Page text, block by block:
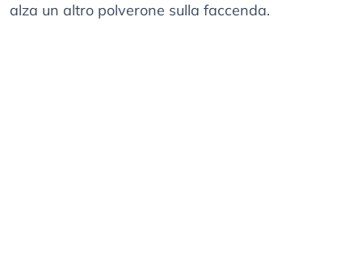
alza un altro polverone sulla faccenda.